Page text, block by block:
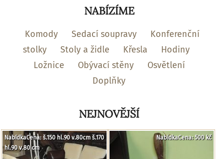
NABÍZÍME
Komody Sedací soupravy
Konferenční
stolky
Stoly a židle Křesla
Hodiny
Ložnice
Obývací stěny
Osvětlení
Doplňky
NEJNOVĚJŠÍ
NabídkaCena: š.150 hl.90 v.80cm š.170
hl.90 v.80 cm
NabídkaCena: 500 kč